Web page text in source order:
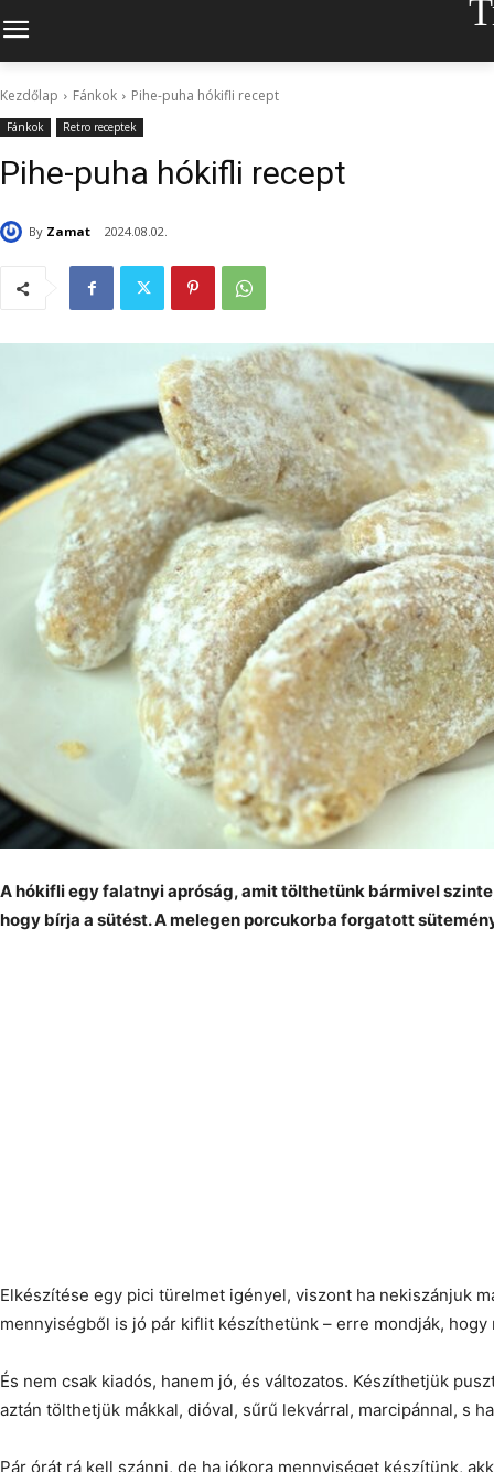
Kezdőlap Fánkok Pihe-puha hókifli recept
Fánkok Retro receptek
Pihe-puha hókifli recept
By Zamat 2024.08.02.
A hókifli egy falatnyi apróság, amit tölthetünk bármivel
hogy bírja a sütést. A melegen porcukorba forgatott
Elkészítése egy pici türelmet igényel, viszont ha nekiszánjuk
mennyiségből is jó pár kiflit készíthetünk – erre mondják, hogy
És nem csak kiadós, hanem jó, és változatos. Készíthetjük
aztán tölthetjük mákkal, dióval, sűrű lekvárral, marcipánnal, s
Pár órát rá kell szánni, de ha jókora mennyiséget készítünk,